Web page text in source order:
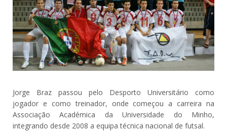
Jorge Braz passou pelo Desporto Universitário como
jogador e como treinador, onde começou a carreira na
Associação Académica da Universidade do Minho,
integrando desde 2008 a equipa técnica nacional de futsal.